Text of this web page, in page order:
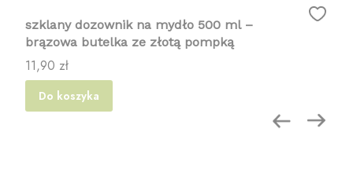
szklany dozownik na mydło 500 ml –
brązowa butelka ze złotą pompką
Cena
11,90 zł
Do koszyka